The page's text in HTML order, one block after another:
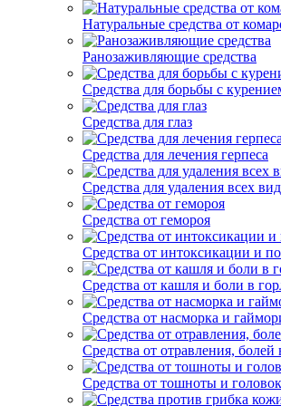
Натуральные средства от
Ранозаживляющие средства
Средства для борьбы с
Средства для глаз
Средства для лечения герпеса
Средства для удаления всех
Средства от гемороя
Средства от интоксикации и
Средства от кашля и боли в
Средства от насморка и
Средства от отравления,
Средства от тошноты и